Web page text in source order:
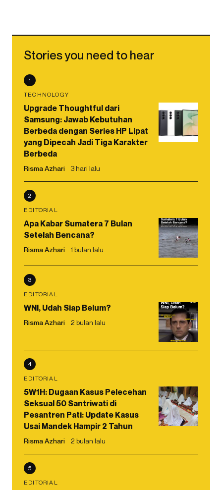
Stories you need to hear
1
TECHNOLOGY
Upgrade Thoughtful dari
Samsung: Jawab Kebutuhan
Berbeda dengan Series HP Lipat
yang Dipecah Jadi Tiga Karakter
Berbeda
Risma Azhari 3 hari lalu
2
EDITORIAL
Apa Kabar Sumatera 7 Bulan
Setelah Bencana?
Risma Azhari 1 bulan lalu
3
EDITORIAL
WNI, Udah Siap Belum?
Risma Azhari 2 bulan lalu
4
EDITORIAL
5W1H: Dugaan Kasus Pelecehan
Seksual 50 Santriwati di
Pesantren Pati: Update Kasus
Usai Mandek Hampir 2 Tahun
Risma Azhari 2 bulan lalu
5
EDITORIAL